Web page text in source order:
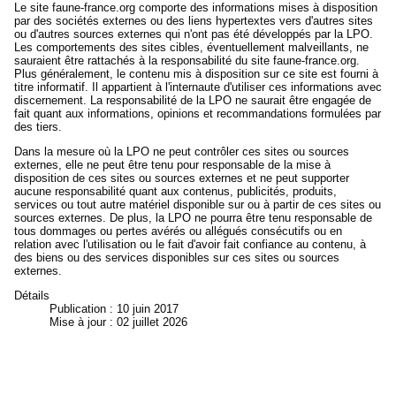
Le site faune-france.org comporte des informations mises à disposition
par des sociétés externes ou des liens hypertextes vers d'autres sites
ou d'autres sources externes qui n'ont pas été développés par la LPO.
Les comportements des sites cibles, éventuellement malveillants, ne
sauraient être rattachés à la responsabilité du site faune-france.org.
Plus généralement, le contenu mis à disposition sur ce site est fourni à
titre informatif. Il appartient à l'internaute d'utiliser ces informations avec
discernement. La responsabilité de la LPO ne saurait être engagée de
fait quant aux informations, opinions et recommandations formulées par
des tiers.
Dans la mesure où la LPO ne peut contrôler ces sites ou sources
externes, elle ne peut être tenu pour responsable de la mise à
disposition de ces sites ou sources externes et ne peut supporter
aucune responsabilité quant aux contenus, publicités, produits,
services ou tout autre matériel disponible sur ou à partir de ces sites ou
sources externes. De plus, la LPO ne pourra être tenu responsable de
tous dommages ou pertes avérés ou allégués consécutifs ou en
relation avec l'utilisation ou le fait d'avoir fait confiance au contenu, à
des biens ou des services disponibles sur ces sites ou sources
externes.
Détails
Publication : 10 juin 2017
Mise à jour : 02 juillet 2026